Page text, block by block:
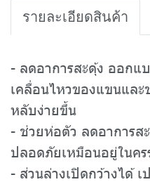
รายละเอียดสินค้า
- ลดอาการสะดุ้ง ออกแ
เคลื่อนไหวของแขนและ
หลับง่ายขึ้น
- ช่วยห่อตัว ลดอาการส
ปลอดภัยเหมือนอยู่ในคร
- ส่วนล่างเปิดกว้างได้